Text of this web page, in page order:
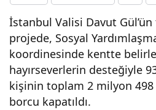
İstanbul Valisi Davut
projede, Sosyal
koordinesinde kentte
hayırseverlerin desteğiyle
kişinin toplam 2 milyon
borcu kapatıldı.
gele
neği